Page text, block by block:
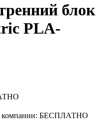
блок
PLA-
компании: БЕСПЛАТНО